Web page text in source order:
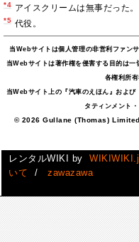
*4 アイスクリームは無事だった。
*5 代役。
当Webサイトは個人管理の非営利ファン
当Webサイトは著作権を侵害する目的は
各権利所
当Webサイト上の『汽車のえほん』およ
タティンメント
© 2026 Gullane (Thomas)
レンタルWIKI by
いて
/ zawazawa